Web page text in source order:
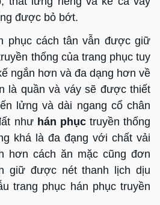
được bỏ bớt.
phục cách tân vẫn được giữ
thống của trang phục tuy
ngắn hơn và đa dạng hơn về
là quần và váy sẽ được thiết
lửng và dài ngang cổ chân
như hán phục truyền thống
khá là đa đạng với chất vải
hơn cách ăn mặc cũng đơn
giữ được nét thanh lịch dịu
trang phục hán phục truyền